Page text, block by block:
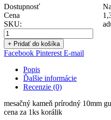
Dostupnosť
Cena
SKU:
+ Pridať do košíka
Facebook Pinterest E-mail
Popis
Ďalšie informácie
Recenzie (0)
mesačný kameň prírodný 10mm
cena za 1ks korálik